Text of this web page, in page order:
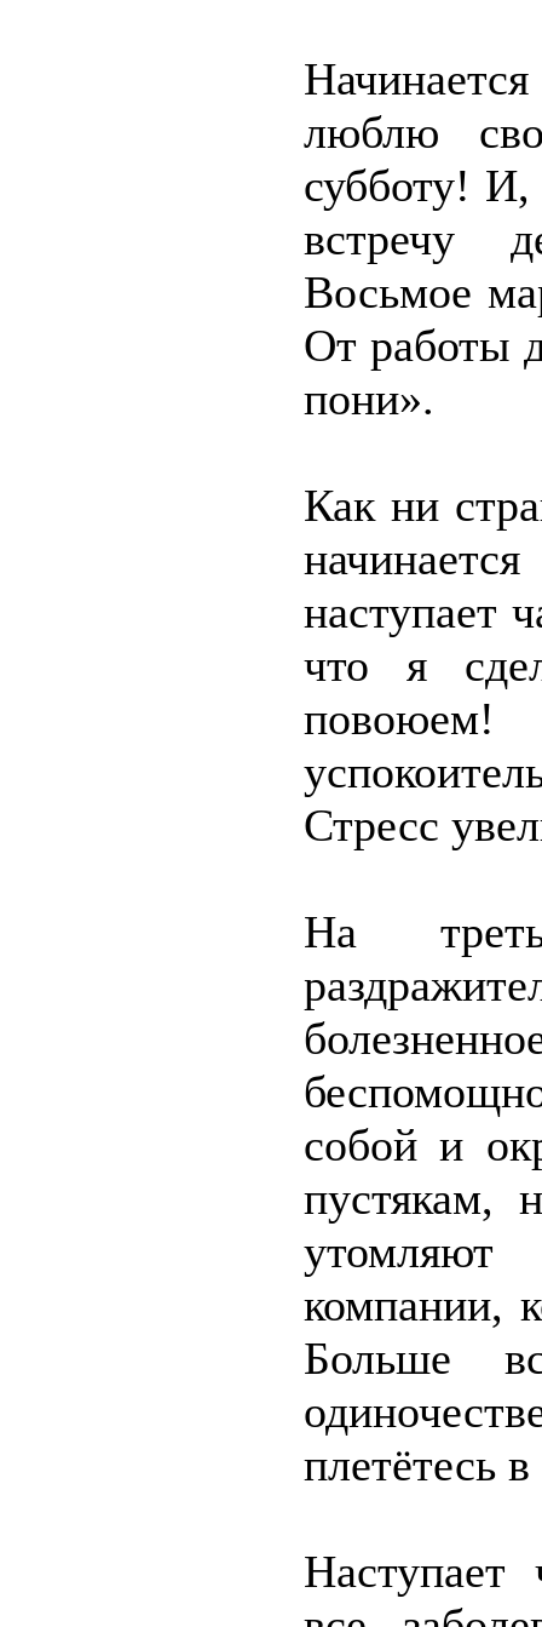
люблю
субботу! И,
встречу
Восьмое
От работы
пони».
Как ни
наступает
что я
повоюем!
Стресс
На
собой и
пустякам,
компании,
Больше
плетётесь
Наступает